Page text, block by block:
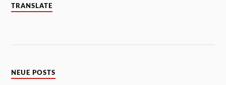
TRANSLATE
NEUE POSTS